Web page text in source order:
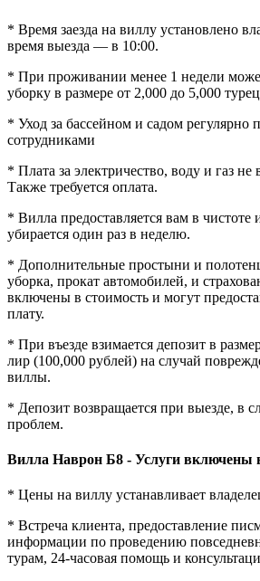
* Время заезда на виллу установлено
время выезда — в 10:00.
* При проживании менее 1 недели
уборку в размере от 2,000 до 5,000
* Уход за бассейном и садом регулярно
сотрудниками
* Плата за электричество, воду и газ не
Также требуется оплата.
* Вилла предоставляется вам в чистоте
убирается один раз в неделю.
* Дополнительные простыни и
уборка, прокат автомобилей, и
включены в стоимость и могут
плату.
* При въезде взимается депозит в
лир (100,000 рублей) на случай
виллы.
* Депозит возвращается при выезде, в
проблем.
Вилла Наврон Б8 - Услуги включены
* Цены на виллу устанавливает
* Встреча клиента, предоставление
информации по проведению
турам, 24-часовая помощь и